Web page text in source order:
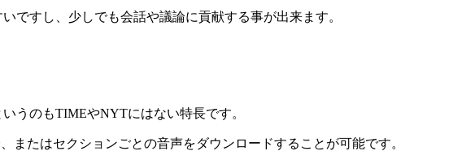
ですし、少しでも会話や議論に貢献する事が出来ます。
うのもTIMEやNYTにはない特長です。
またはセクションごとの音声をダウンロードすることが可能です。